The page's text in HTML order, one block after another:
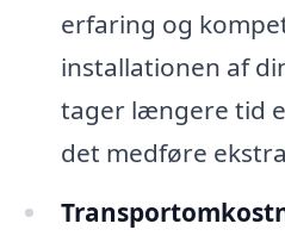
erfaring og
installationen af
tager længere tid
det medføre